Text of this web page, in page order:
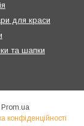
для краси
та шапки
Prom.ua
конфіденційності